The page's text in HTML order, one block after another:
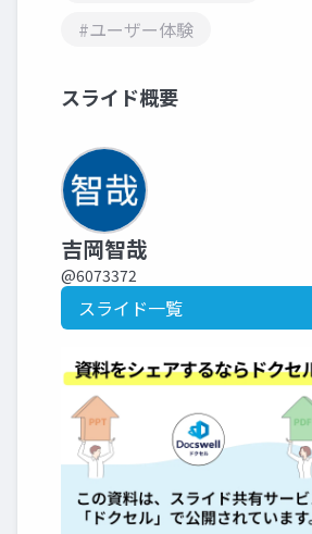
#ユーザー体験
スライド概要
吉岡智哉
@6073372
スライド一覧